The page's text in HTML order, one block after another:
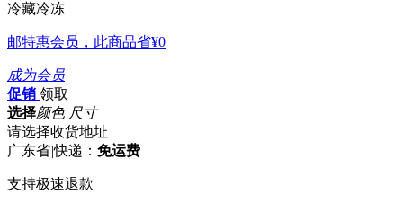
冷藏冷冻
邮特惠会员，此商品省¥0
成为会员
促销 领取
选择颜色 尺寸
请选择收货地址
广东省|快递： 免运费
支持极速退款